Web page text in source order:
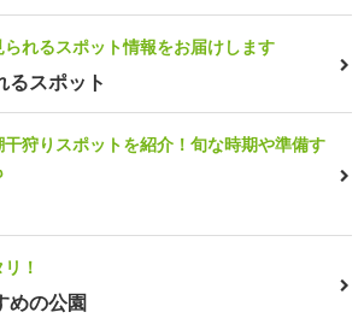
れるスポット情報をお届けします
るスポット
狩りスポットを紹介！旬な時期や準備す
！
めの公園